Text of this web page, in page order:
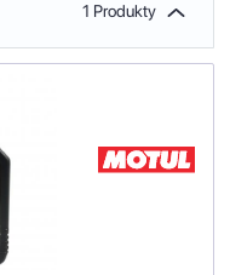
1 Produkty